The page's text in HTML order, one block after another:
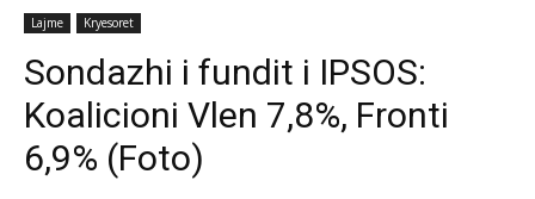
Lajme Kryesoret
Sondazhi i fundit i IPSOS:
Koalicioni Vlen 7,8%, Fronti
6,9% (Foto)